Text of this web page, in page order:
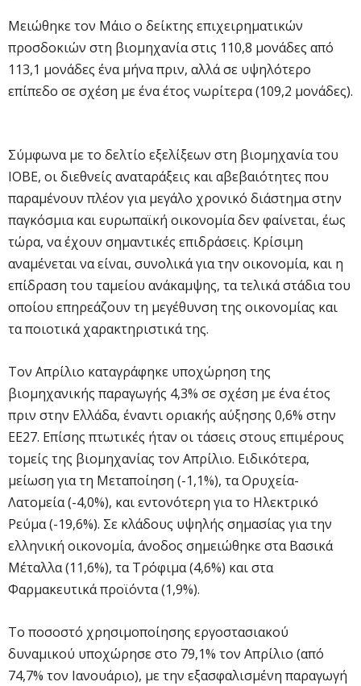
Μειώθηκε τον Μάιο ο δείκτης επιχειρηματικών
προσδοκιών στη βιομηχανία στις 110,8 μονάδες από
113,1 μονάδες ένα μήνα πριν, αλλά σε υψηλότερο
επίπεδο σε σχέση με ένα έτος νωρίτερα (109,2 μονάδες).
Σύμφωνα με το δελτίο εξελίξεων στη βιομηχανία του
ΙΟΒΕ, οι διεθνείς αναταράξεις και αβεβαιότητες που
παραμένουν πλέον για μεγάλο χρονικό διάστημα στην
παγκόσμια και ευρωπαϊκή οικονομία δεν φαίνεται, έως
τώρα, να έχουν σημαντικές επιδράσεις. Κρίσιμη
αναμένεται να είναι, συνολικά για την οικονομία, και η
επίδραση του ταμείου ανάκαμψης, τα τελικά στάδια του
οποίου επηρεάζουν τη μεγέθυνση της οικονομίας και
τα ποιοτικά χαρακτηριστικά της.
Τον Απρίλιο καταγράφηκε υποχώρηση της
βιομηχανικής παραγωγής 4,3% σε σχέση με ένα έτος
πριν στην Ελλάδα, έναντι οριακής αύξησης 0,6% στην
ΕΕ27. Επίσης πτωτικές ήταν οι τάσεις στους επιμέρους
τομείς της βιομηχανίας τον Απρίλιο. Ειδικότερα,
μείωση για τη Μεταποίηση (-1,1%), τα Ορυχεία-
Λατομεία (-4,0%), και εντονότερη για το Ηλεκτρικό
Ρεύμα (-19,6%). Σε κλάδους υψηλής σημασίας για την
ελληνική οικονομία, άνοδος σημειώθηκε στα Βασικά
Μέταλλα (11,6%), τα Τρόφιμα (4,6%) και στα
Φαρμακευτικά προϊόντα (1,9%).
Το ποσοστό χρησιμοποίησης εργοστασιακού
δυναμικού υποχώρησε στο 79,1% τον Απρίλιο (από
74,7% τον Ιανουάριο), με την εξασφαλισμένη παραγωγή